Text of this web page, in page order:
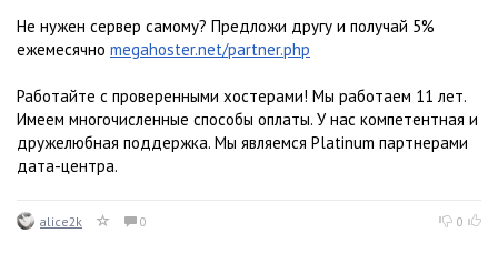
Не нужен сервер самому? Предложи другу и получай 5%
ежемесячно megahoster.net/partner.php
Работайте с проверенными хостерами! Мы работаем 11 лет.
Имеем многочисленные способы оплаты. У нас компетентная и
дружелюбная поддержка. Мы являемся Platinum партнерами
дата-центра.
alice2k 0 0